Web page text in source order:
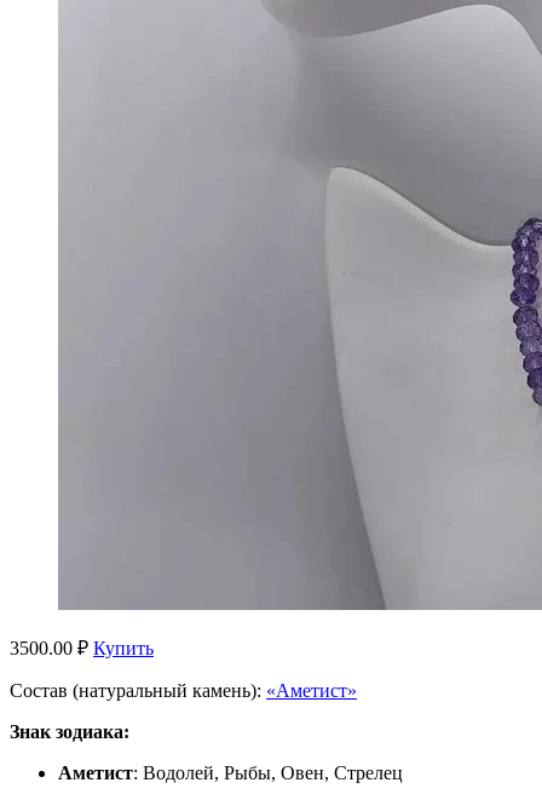
3500.00 ₽ Купить
Состав (натуральный камень): «Аметист»
Знак зодиака:
Аметист: Водолей, Рыбы, Овен, Стрелец